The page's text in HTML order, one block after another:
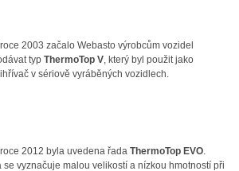
2003 začalo Webasto výrobcům vozidel
typ ThermoTop V, který byl použit jako
v sériově vyráběných vozidlech.
2012 byla uvedena řada ThermoTop EVO.
se vyznačuje malou velikostí a nízkou hmotností při